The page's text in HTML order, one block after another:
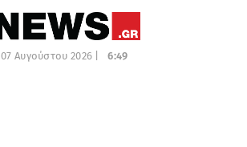
07 Αυγούστου 2026 | 6:49